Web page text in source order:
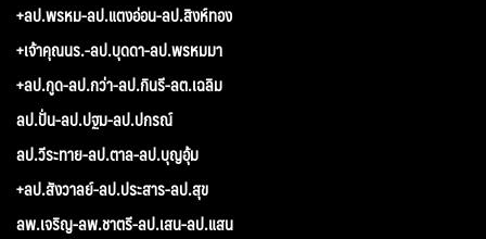
+ลป.พรหม-ลป.แตงอ่อน-ลป.สิงห์ทอง
+เจ้าคุณนร.-ลป.บุดดา-ลป.พรหมมา
+ลป.กูด-ลป.กว่า-ลป.กินรี-ลต.เฉลิม
ลป.ปั่น-ลป.ปฐม-ลป.ปกรณ์
ลป.วีระทาย-ลป.ตาล-ลป.บุญอุ้ม
+ลป.สังวาลย์-ลป.ประสาร-ลป.สุข
ลพ.เจริญ-ลพ.ชาตรี-ลป.เสน-ลป.แสน